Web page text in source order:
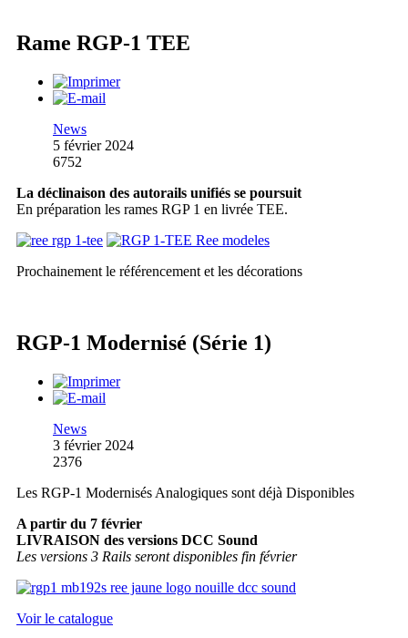
Rame RGP-1 TEE
News
5 février 2024
6752
La déclinaison des autorails unifiés se poursuit
En préparation les rames RGP 1 en livrée TEE.
Prochainement le référencement et les décorations
RGP-1 Modernisé (Série 1)
News
3 février 2024
2376
Les RGP-1 Modernisés Analogiques sont déjà Disponibles
A partir du 7 février
LIVRAISON des versions DCC Sound
Les versions 3 Rails seront disponibles fin février
Voir le catalogue